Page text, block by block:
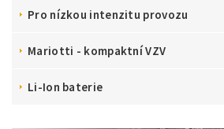
Pro nízkou intenzitu provozu
Mariotti - kompaktní VZV
Li-Ion baterie